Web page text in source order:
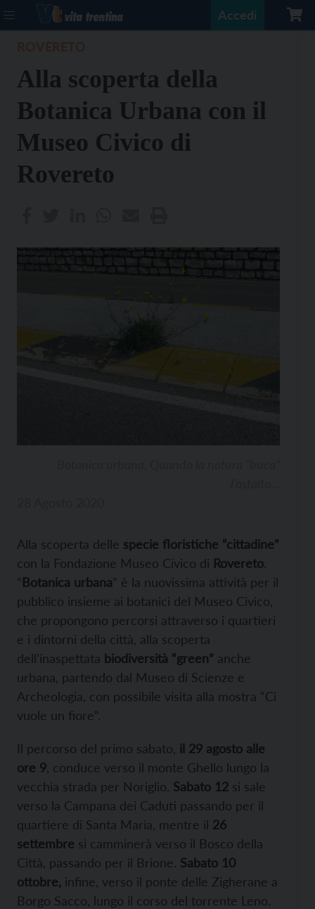
Accedi
Alla scoperta della
Botanica Urbana con il
Museo Civico di
Rovereto
Alla scoperta delle specie floristiche “cittadine”
con la Fondazione Museo Civico di Rovereto.
“Botanica urbana” è la nuovissima attività per il
pubblico insieme ai botanici del Museo Civico,
che propongono percorsi attraverso i quartieri
e i dintorni della città, alla scoperta
dell’inaspettata biodiversità “green” anche
urbana, partendo dal Museo di Scienze e
Archeologia, con possibile visita alla mostra “Ci
vuole un fiore”.
Il percorso del primo sabato, il 29 agosto alle
ore 9 , conduce verso il monte Ghello lungo la
vecchia strada per Noriglio. Sabato 12 si sale
verso la Campana dei Caduti passando per il
quartiere di Santa Maria, mentre il 26
settembre si camminerà verso il Bosco della
Città, passando per il Brione. Sabato 10
ottobre, infine, verso il ponte delle Zigherane a
Borgo Sacco, lungo il corso del torrente Leno.